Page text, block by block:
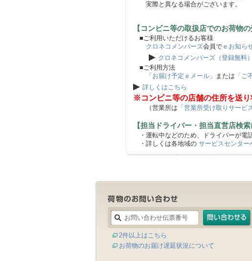
実際と異なる場合がございます。
【コンビニ等の取扱店でのお荷物
■ご利用いただけるお客様
クロネコメンバーズ会員で ｅお知ら
▶ クロネコメンバーズ（登録無料）
■ご利用方法
「お届け予定ｅメール」 または 「ご
▶ 詳しくはこちら
※コンビニ等の店舗の住所を送り
（営業所は 「営業所受け取りサービ
【担当ドライバー・担当直営店検索
・運転中などのため、ドライバーが電
・詳しくは各地域の サービスセンター
2件以上はこちら
お荷物のお届け遅延状況について